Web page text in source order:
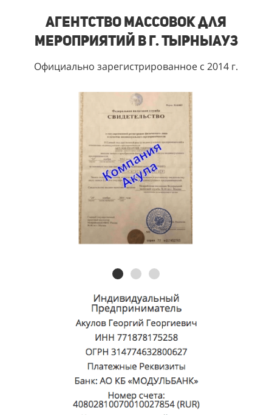
Агентство массовок для
мероприятий в г. Тырныауз
Официально зарегистрированное с 2014 г.